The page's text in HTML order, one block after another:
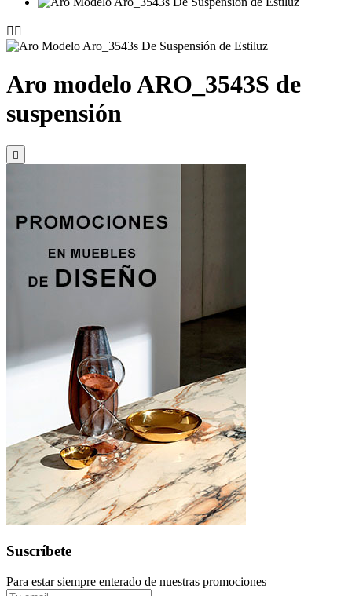
 
Aro modelo ARO_3543S de
suspensión

Suscríbete
Para estar siempre enterado de nuestras promociones